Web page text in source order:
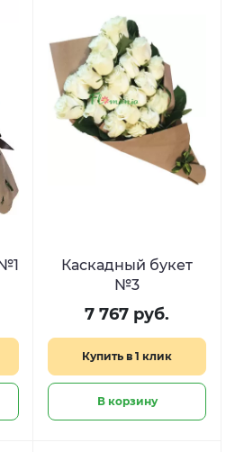
Каскадный букет
№3
7 767 руб.
Купить в 1 клик
В корзину